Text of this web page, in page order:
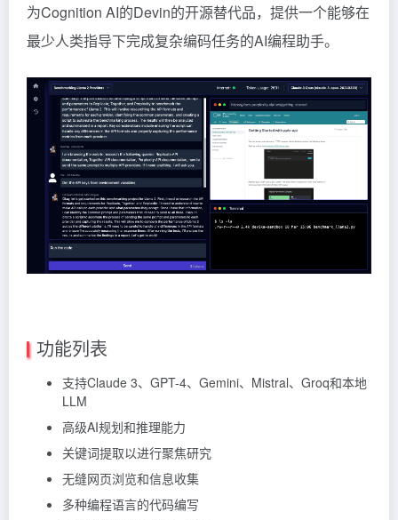
为Cognition AI的Devin的开源替代品，提供一个能够在
最少人类指导下完成复杂编码任务的AI编程助手。
功能列表
支持Claude 3、GPT-4、Gemini、Mistral、Groq和本地
LLM
高级AI规划和推理能力
关键词提取以进行聚焦研究
无缝网页浏览和信息收集
多种编程语言的代码编写